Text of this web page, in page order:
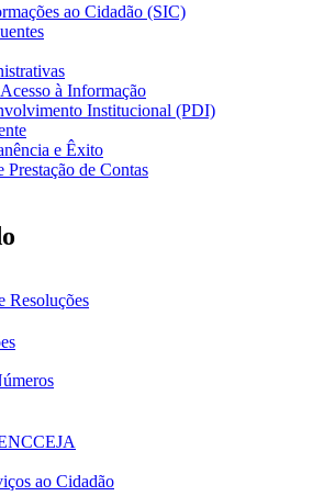
ao Cidadão (SIC)
à Informação
Institucional (PDI)
e Êxito
Prestação de Contas
Resoluções
ao Cidadão